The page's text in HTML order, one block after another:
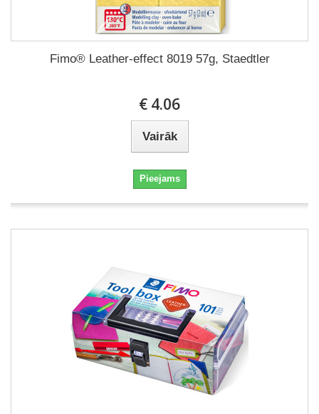
Fimo® Leather-effect 8019 57g, Staedtler
€ 4.06
Vairāk
Pieejams